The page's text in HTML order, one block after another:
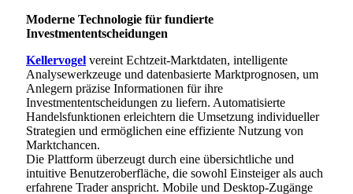
Moderne Technologie für fundierte
Investmententscheidungen
Kellervogel vereint Echtzeit-Marktdaten, intelligente
Analysewerkzeuge und datenbasierte Marktprognosen, um
Anlegern präzise Informationen für ihre
Investmententscheidungen zu liefern. Automatisierte
Handelsfunktionen erleichtern die Umsetzung individueller
Strategien und ermöglichen eine effiziente Nutzung von
Marktchancen.
Die Plattform überzeugt durch eine übersichtliche und
intuitive Benutzeroberfläche, die sowohl Einsteiger als auch
erfahrene Trader anspricht. Mobile und Desktop-Zugänge